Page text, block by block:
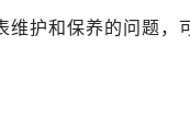
维护和保养的问题，